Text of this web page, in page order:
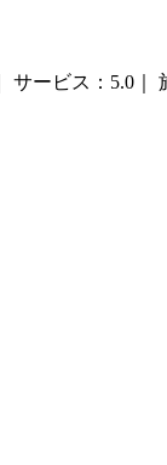
サービス： 5.0｜